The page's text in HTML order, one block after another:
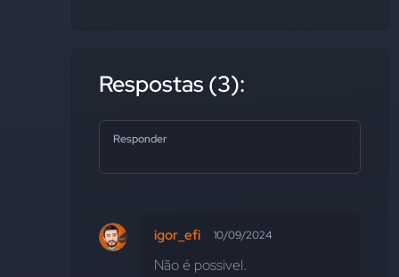
Respostas (3):
Responder
igor_efi 10/09/2024
Não é possivel.